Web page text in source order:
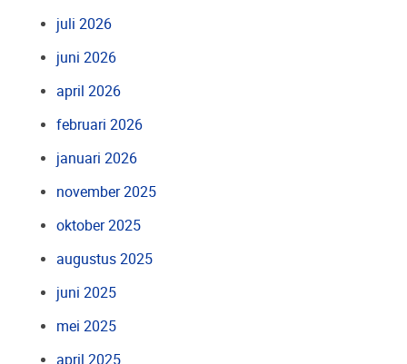
juli 2026
juni 2026
april 2026
februari 2026
januari 2026
november 2025
oktober 2025
augustus 2025
juni 2025
mei 2025
april 2025